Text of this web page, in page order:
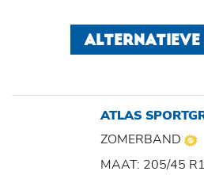
ATLAS
ZOMERBAND
MAAT: 205/45